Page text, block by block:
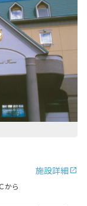
施設詳細
から